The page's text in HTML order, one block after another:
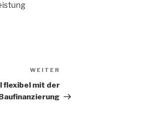
Beitrag
WEITER
flexibel mit der